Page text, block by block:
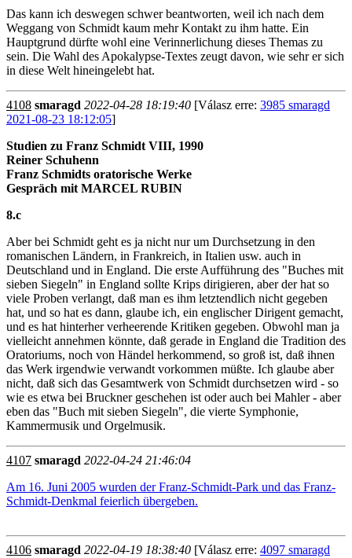
Das kann ich deswegen schwer beantworten, weil ich nach dem
Weggang von Schmidt kaum mehr Kontakt zu ihm hatte. Ein
Hauptgrund dürfte wohl eine Verinnerlichung dieses Themas zu
sein. Die Wahl des Apokalypse-Textes zeugt davon, wie sehr er sich
in diese Welt hineingelebt hat.
4108 smaragd 2022-04-28 18:19:40 [Válasz erre: 3985 smaragd
2021-08-23 18:12:05]
Studien zu Franz Schmidt VIII, 1990
Reiner Schuhenn
Franz Schmidts oratorische Werke
Gespräch mit MARCEL RUBIN
8.c
Aber bei Schmidt geht es ja nicht nur um Durchsetzung in den
romanischen Ländern, in Frankreich, in Italien usw. auch in
Deutschland und in England. Die erste Aufführung des "Buches mit
sieben Siegeln" in England sollte Krips dirigieren, aber der hat so
viele Proben verlangt, daß man es ihm letztendlich nicht gegeben
hat, und so hat es dann, glaube ich, ein englischer Dirigent gemacht,
und es hat hinterher verheerende Kritiken gegeben. Obwohl man ja
vielleicht annehmen könnte, daß gerade in England die Tradition des
Oratoriums, noch von Händel herkommend, so groß ist, daß ihnen
das Werk irgendwie verwandt vorkommen müßte. Ich glaube aber
nicht, daß sich das Gesamtwerk von Schmidt durchsetzen wird - so
wie es etwa bei Bruckner geschehen ist oder auch bei Mahler - aber
eben das "Buch mit sieben Siegeln", die vierte Symphonie,
Kammermusik und Orgelmusik.
4107 smaragd 2022-04-24 21:46:04
Am 16. Juni 2005 wurden der Franz-Schmidt-Park und das Franz-
Schmidt-Denkmal feierlich übergeben.
4106 smaragd 2022-04-19 18:38:40 [Válasz erre: 4097 smaragd